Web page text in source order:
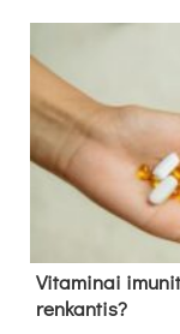
Vitaminai
renkantis?